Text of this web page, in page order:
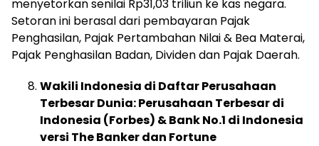
menyetorkan senilai Rp31,03 triliun ke kas negara.
Setoran ini berasal dari pembayaran Pajak
Penghasilan, Pajak Pertambahan Nilai & Bea Materai,
Pajak Penghasilan Badan, Dividen dan Pajak Daerah.
Wakili Indonesia di Daftar Perusahaan
Terbesar Dunia: Perusahaan Terbesar di
Indonesia (Forbes) & Bank No.1 di Indonesia
versi The Banker dan Fortune